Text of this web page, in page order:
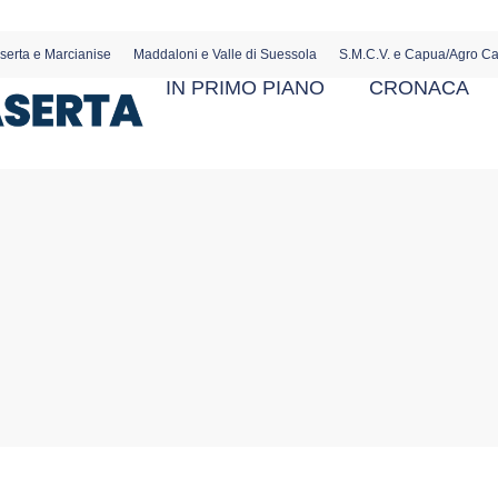
e Marcianise Maddaloni e Valle di Suessola S.M.C.V. e Capua/Agro
IN PRIMO PIANO CRONACA